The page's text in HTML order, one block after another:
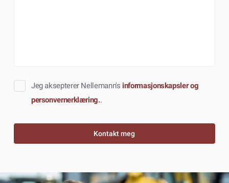
Jeg aksepterer Nellemann's informasjonskapsler og
personvernerklæring..